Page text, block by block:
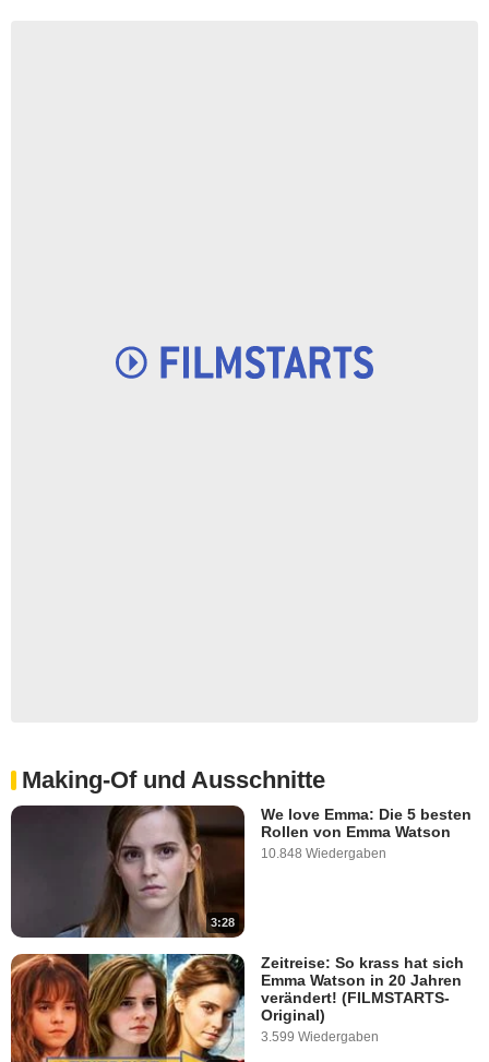
Making-Of und Ausschnitte
3:28
We love Emma: Die 5 besten
Rollen von Emma Watson
10.848 Wiedergaben
Zeitreise: So krass hat sich
Emma Watson in 20 Jahren
verändert! (FILMSTARTS-
Original)
3.599 Wiedergaben